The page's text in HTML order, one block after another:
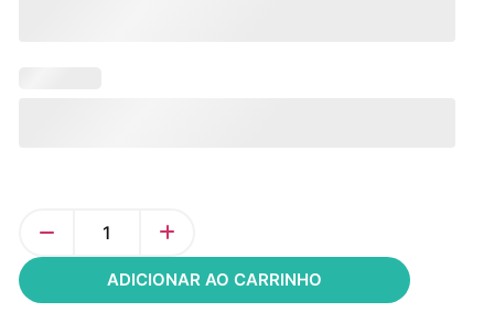
ADICIONAR AO CARRINHO